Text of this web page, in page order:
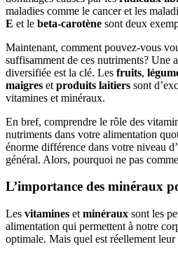
maladies comme le cancer et les
E et le beta-carotène sont deux
Maintenant, comment pouvez-vous
suffisamment de ces nutriments? Une
diversifiée est la clé. Les fruits,
maigres et produits laitiers sont
vitamines et minéraux.
En bref, comprendre le rôle des
nutriments dans votre alimentation
énorme différence dans votre niveau
général. Alors, pourquoi ne pas
L’importance des minéraux
Les vitamines et minéraux sont les
alimentation qui permettent à notre
optimale. Mais quel est réellement